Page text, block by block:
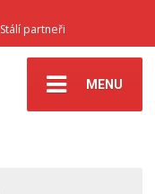
Stálí partneři
MENU